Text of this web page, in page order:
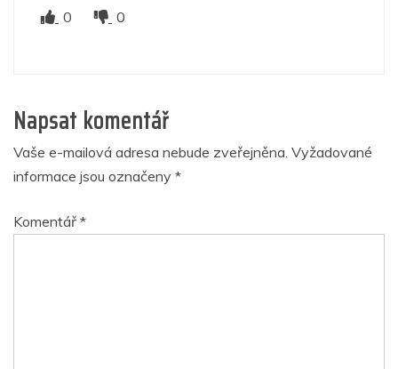
0 0
Napsat komentář
Vaše e-mailová adresa nebude zveřejněna. Vyžadované
informace jsou označeny *
Komentář *